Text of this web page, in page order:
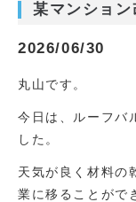
某マンション
2026/06/30
丸山です。
今日は、ルーフバ
した。
天気が良く材料の
業に移ることがで